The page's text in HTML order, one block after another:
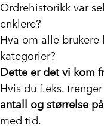
Ordrehistorikk var
enklere?
Hva om alle
kategorier?
Dette er det vi kom
Hvis du f.eks. trenger
antall og størrelse
med tid.